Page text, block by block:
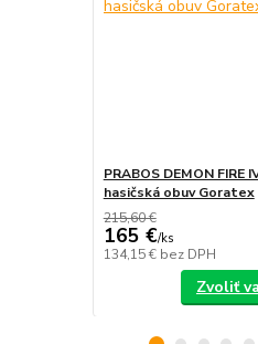
PRABOS DEMON FIRE
hasičská obuv Goratex
215,60 €
165 €/ks
134,15 € bez DPH
Zvoliť